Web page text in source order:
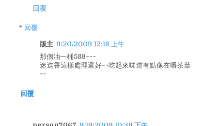
回覆
回覆
版主 9/20/2009 12:18 上午
那個油一桶589~~~
迷迭香這樣處理還好~~吃起來味道有點像在嚼茶葉
~~
回覆